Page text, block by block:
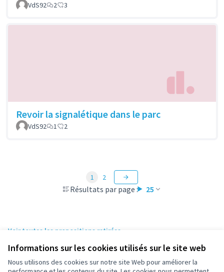
Informations sur les cookies utilisés sur le site web
Nous utilisons des cookies sur notre site Web pour améliorer la
VdS92 2 3
Revoir la signalétique dans le parc
VdS92 1 2
Résultats par page : 25
1 2
Voir toutes les propositions retirées
Conditions d'utilisation